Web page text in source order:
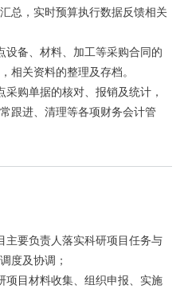
总，实时预算执行数据反馈相关
设备、材料、加工等采购合同的
相关资料的整理及存档。
采购单据的核对、报销及统计，
跟进、清理等各项财务会计管
主要负责人落实科研项目任务与
度及协调；
项目材料收集、组织申报、实施